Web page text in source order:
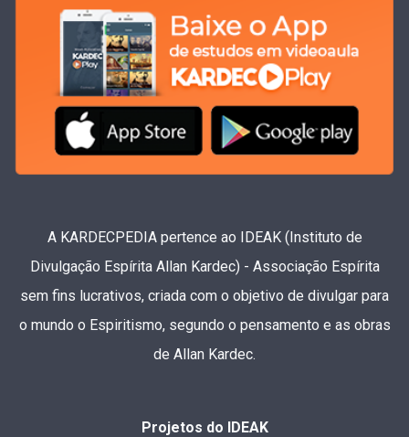
A KARDECPEDIA pertence ao IDEAK (Instituto de
Divulgação Espírita Allan Kardec) - Associação Espírita
sem fins lucrativos, criada com o objetivo de divulgar para
o mundo o Espiritismo, segundo o pensamento e as obras
de Allan Kardec.
Projetos do IDEAK